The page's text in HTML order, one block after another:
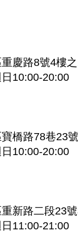
慶路8號4樓
10:00-20:00
橋路78巷23
10:00-20:00
新路二段23
11:00-21:00